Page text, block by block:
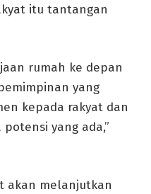
itu tantangan
rumah ke depan
yang
kepada rakyat dan
yang ada,”
akan melanjutkan